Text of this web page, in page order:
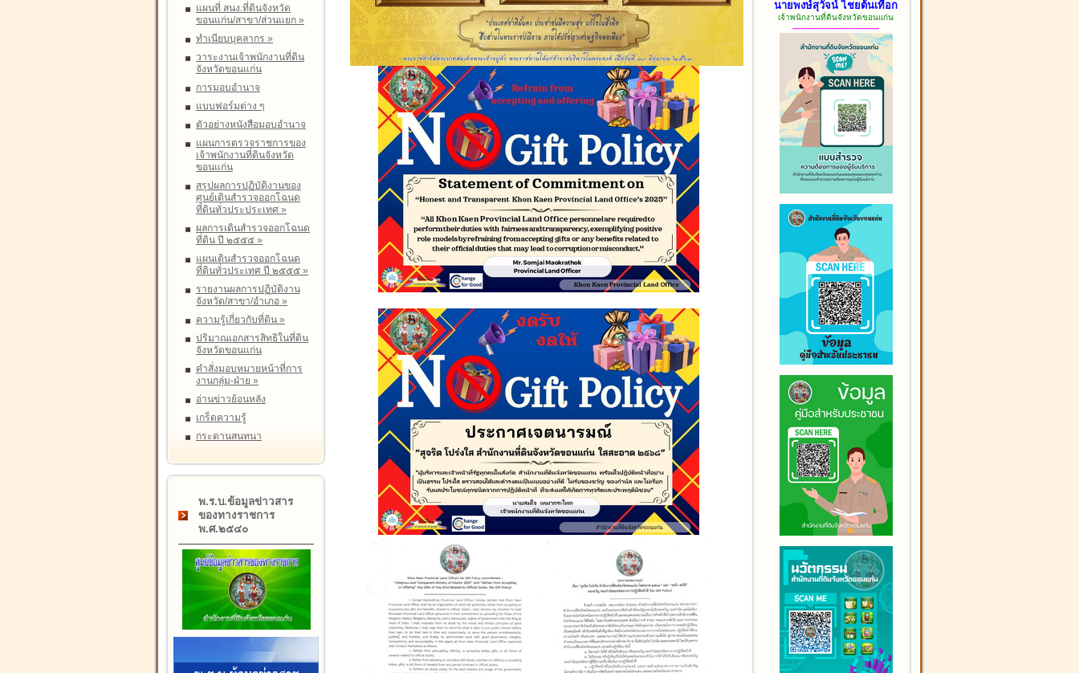
แผนที่ สนง.ที่ดินจังหวัด
ขอนแก่น/สาขา/ส่วนแยก »
ทำเนียบบุคลากร »
วาระงานเจ้าพนักงานที่ดิน
จังหวัดขอนแก่น
การมอบอำนาจ
แบบฟอร์มต่าง ๆ
ตัวอย่างหนังสือมอบอำนาจ
แผนการตรวจราชการของ
เจ้าพนักงานที่ดินจังหวัด
ขอนแก่น
สรุปผลการปฏิบัติงานของ
ศูนย์เดินสำรวจออกโฉนด
ที่ดินทั่วประประเทศ »
ผลการเดินสำรวจออกโฉนด
ที่ดิน ปี ๒๕๕๕ »
แผนเดินสำรวจออกโฉนด
ที่ดินทั่วประเทศ ปี ๒๕๕๕ »
รายงานผลการปฏิบัติงาน
จังหวัด/สาขา/อำเภอ »
ความรู้เกี่ยวกับที่ดิน »
ปริมาณเอกสารสิทธิในที่ดิน
จังหวัดขอนแก่น
คำสั่งมอบหมายหน้าที่การ
งานกลุ่ม-ฝ่าย »
อ่านข่าวย้อนหลัง
เกร็ดความรู้
กระดานสนทนา
พ.ร.บ.ข้อมูลข่าวสาร
ของทางราชการ
พ.ศ.๒๕๔๐
นายพงษ์สุวัจน์ ไชยต้นเทือก
เจ้าพนักงานที่ดินจังหวัดขอนแก่น
------------------------------------